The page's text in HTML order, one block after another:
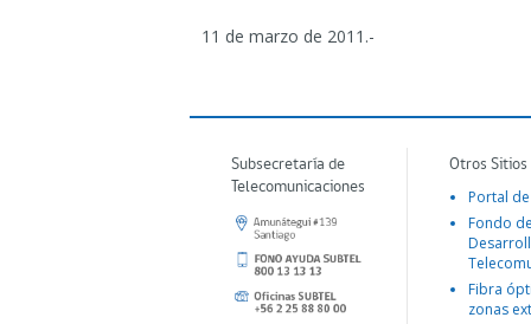
11 de marzo de 2011.-
Subsecretaría de
Telecomunicaciones
Otros
Portal
Fondo
Fibra
zonas